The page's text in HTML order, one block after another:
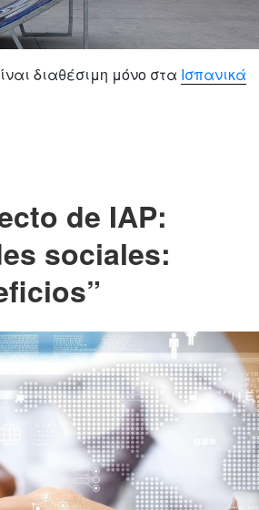
διαθέσιμη μόνο στα Ισπανικά
de IAP:
sociales: